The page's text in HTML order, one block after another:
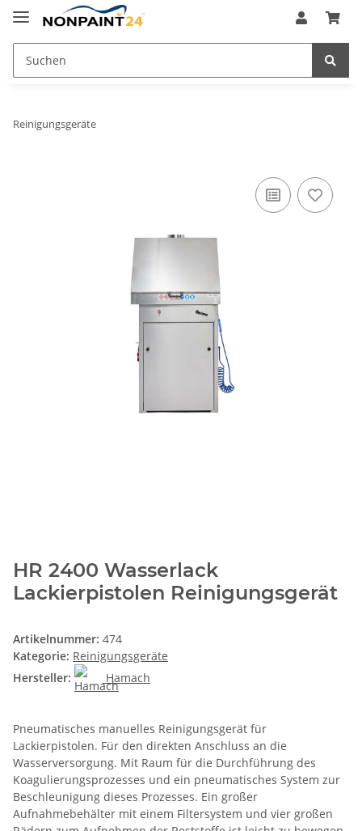
Reinigungsgeräte
HR 2400 Wasserlack
Lackierpistolen Reinigungsgerät
Artikelnummer: 474
Kategorie: Reinigungsgeräte
Hersteller:
Hamach
Pneumatisches manuelles Reinigungsgerät für
Lackierpistolen. Für den direkten Anschluss an die
Wasserversorgung. Mit Raum für die Durchführung des
Koagulierungsprozesses und ein pneumatisches System zur
Beschleunigung dieses Prozesses. Ein großer
Aufnahmebehälter mit einem Filtersystem und vier großen